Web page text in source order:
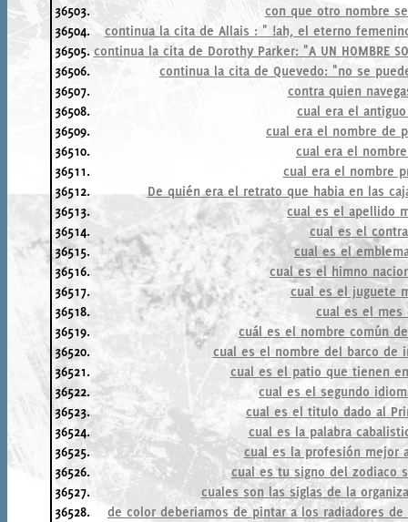
36503.
con que otro nombre
36504.
continua la cita de Allais : " !ah, el eterno
36505. continua la cita de Dorothy Parker: "A UN HOMBRE
36506.
continua la cita de Quevedo: "no se
36507.
contra quien
36508.
cual era el
36509.
cual era el nombre de
36510.
cual era el
36511.
cual era el nombre
36512.
De quién era el retrato que habia en las
36513.
cual es el apellido
36514.
cual es el
36515.
cual es el
36516.
cual es el himno
36517.
cual es el juguete
36518.
cual es el mes
36519.
cuál es el nombre común
36520.
cual es el nombre del barco de
36521.
cual es el patio que tienen
36522.
cual es el segundo
36523.
cual es el titulo dado al
36524.
cual es la palabra
36525.
cual es la profesión mejor
36526.
cual es tu signo del zodiaco
36527.
cuales son las siglas de la
36528.
de color deberiamos de pintar a los radiadores